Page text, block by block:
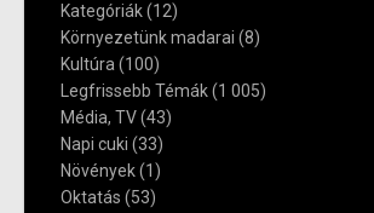
Kategóriák(12)
Környezetünk madarai (8)
Kultúra (100)
Legfrissebb Témák(1 005)
Média, TV(43)
Napi cuki (33)
Növények(1)
Oktatás (53)